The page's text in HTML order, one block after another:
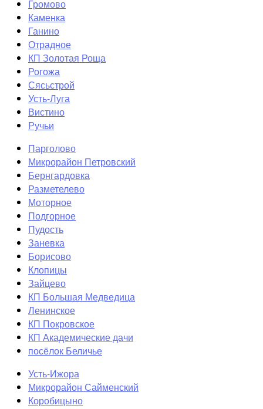
Громово
Каменка
Ганино
Отрадное
КП Золотая Роща
Рогожа
Сясьстрой
Усть-Луга
Вистино
Ручьи
Парголово
Микрорайон Петровский
Бернгардовка
Разметелево
Моторное
Подгорное
Пудость
Заневка
Борисово
Клопицы
Зайцево
КП Большая Медведица
Ленинское
КП Покровское
КП Академические дачи
посёлок Беличье
Усть-Ижора
Микрорайон Сайменский
Коробицыно